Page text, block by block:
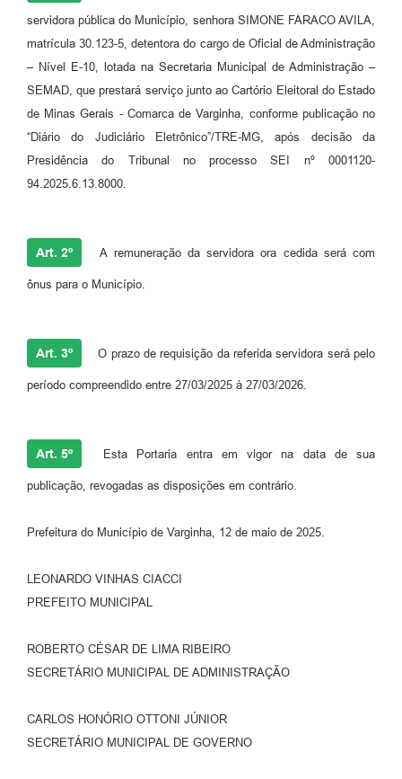
servidora pública do Município, senhora SIMONE FARACO AVILA,
matrícula 30.123-5, detentora do cargo de Oficial de Administração
– Nível E-10, lotada na Secretaria Municipal de Administração –
SEMAD, que prestará serviço junto ao Cartório Eleitoral do Estado
de Minas Gerais - Comarca de Varginha, conforme publicação no
“Diário do Judiciário Eletrônico”/TRE-MG, após decisão da
Presidência do Tribunal no processo SEI nº 0001120-
94.2025.6.13.8000.
Art. 2º A remuneração da servidora ora cedida será com
ônus para o Município.
Art. 3º O prazo de requisição da referida servidora será pelo
período compreendido entre 27/03/2025 à 27/03/2026.
Art. 5º Esta Portaria entra em vigor na data de sua
publicação, revogadas as disposições em contrário.
Prefeitura do Município de Varginha, 12 de maio de 2025.
LEONARDO VINHAS CIACCI
PREFEITO MUNICIPAL
ROBERTO CÉSAR DE LIMA RIBEIRO
SECRETÁRIO MUNICIPAL DE ADMINISTRAÇÃO
CARLOS HONÓRIO OTTONI JÚNIOR
SECRETÁRIO MUNICIPAL DE GOVERNO